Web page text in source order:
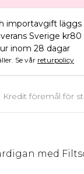
importavgift läggs
Sverige kr80
inom 28 dagar
Se vår returpolicy
Kredit föremål för
med